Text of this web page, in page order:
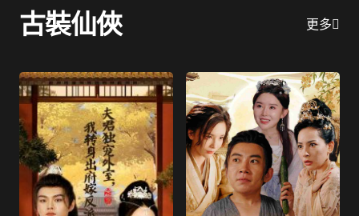
古裝仙俠 更多